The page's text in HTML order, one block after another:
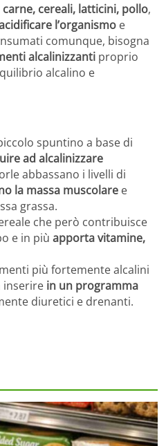
carne, cereali, latticini, pollo,
l’organismo e
comunque, bisogna
alcalinizzanti proprio
alcalino e
spuntino a base di
ad alcalinizzare
abbassano i livelli di
la massa muscolare e
grassa.
che però contribuisce
e in più apporta vitamine,
più fortemente alcalini
inserire in un programma
diuretici e drenanti.